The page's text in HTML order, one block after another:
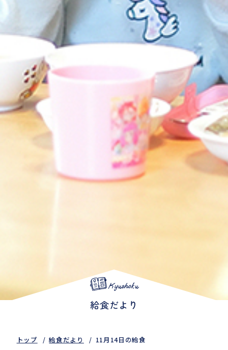
Kyushoku
給食だより
トップ 給食だより 11月14日の給食